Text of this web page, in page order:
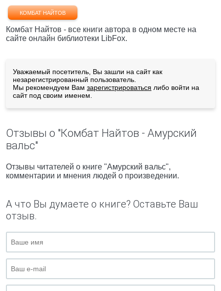
КОМБАТ НАЙТОВ
Комбат Найтов - все книги автора в одном месте на
сайте онлайн библиотеки LibFox.
Уважаемый посетитель, Вы зашли на сайт как
незарегистрированный пользователь.
Мы рекомендуем Вам зарегистрироваться либо войти на
сайт под своим именем.
Отзывы о "Комбат Найтов - Амурский
вальс"
Отзывы читателей о книге "Амурский вальс",
комментарии и мнения людей о произведении.
А что Вы думаете о книге? Оставьте Ваш
отзыв.